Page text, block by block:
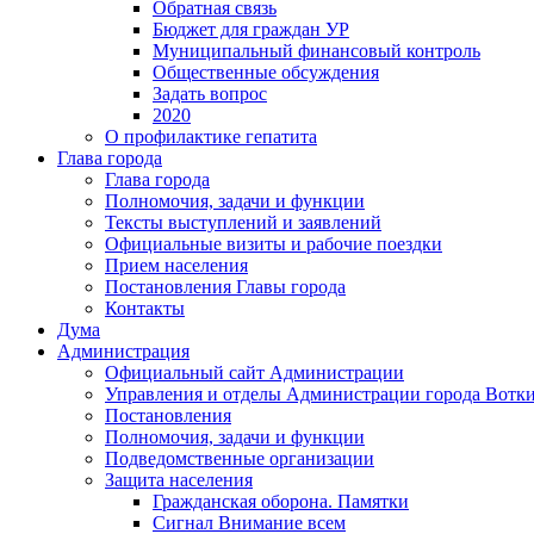
Обратная связь
Бюджет для граждан УР
Муниципальный финансовый контроль
Общественные обсуждения
Задать вопрос
2020
О профилактике гепатита
Глава города
Глава города
Полномочия, задачи и функции
Тексты выступлений и заявлений
Официальные визиты и рабочие поездки
Прием населения
Постановления Главы города
Контакты
Дума
Администрация
Официальный сайт Администрации
Управления и отделы Администрации города
Постановления
Полномочия, задачи и функции
Подведомственные организации
Защита населения
Гражданская оборона. Памятки
Сигнал Внимание всем